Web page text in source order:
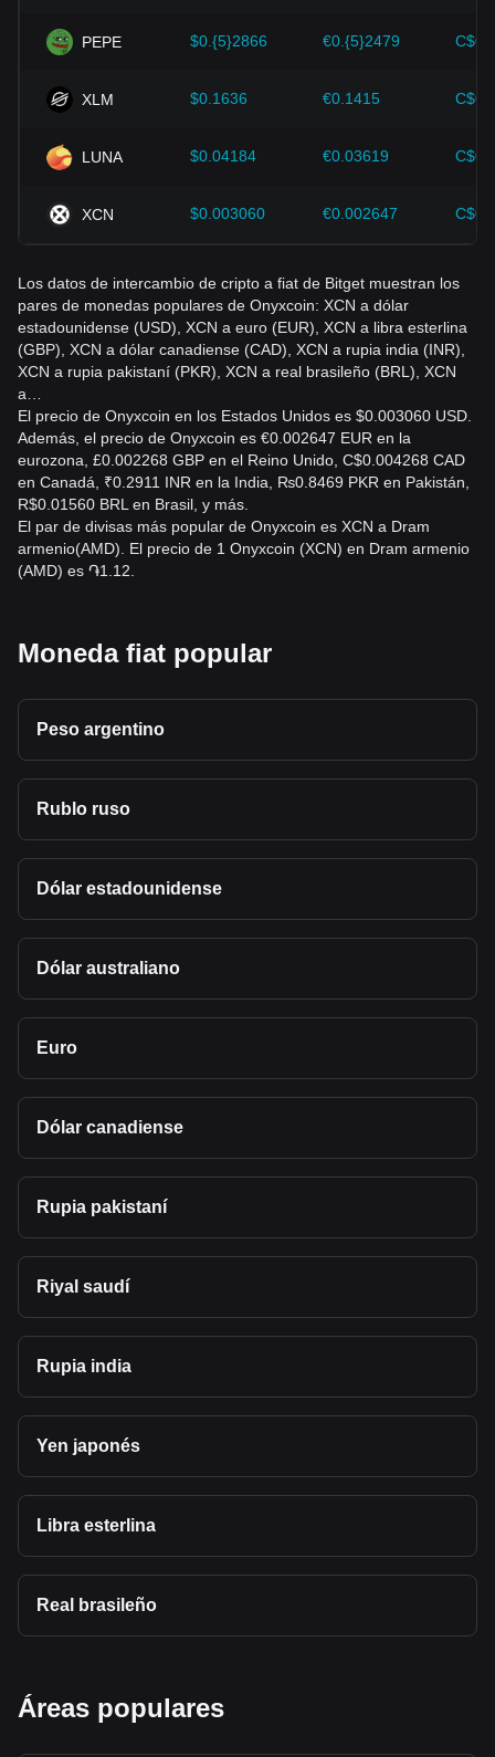
tomar decisiones equivocadas. Tras considerar estos
factores, los inversores también deben monitorear de cerca
estrategias de inversión en consecuencia en un mercado en
PEPE $0.{5}2866 €0.{5}2479
XLM $0.1636 €0.1415
LUNA $0.04184 €0.03619
XCN $0.003060 €0.002647
Los datos de intercambio de cripto a fiat de Bitget muestran los
pares de monedas populares de Onyxcoin: XCN a dólar
estadounidense (USD), XCN a euro (EUR), XCN a libra esterlina
(GBP), XCN a dólar canadiense (CAD), XCN a rupia india (INR),
XCN a rupia pakistaní (PKR), XCN a real brasileño (BRL), XCN
a…
El precio de Onyxcoin en los Estados Unidos es $0.003060 USD.
Además, el precio de Onyxcoin es €0.002647 EUR en la
eurozona, £0.002268 GBP en el Reino Unido, C$0.004268 CAD
en Canadá, ₹0.2911 INR en la India, ₨0.8469 PKR en Pakistán,
R$0.01560 BRL en Brasil, y más.
El par de divisas más popular de Onyxcoin es XCN a Dram
armenio(AMD). El precio de 1 Onyxcoin (XCN) en Dram armenio
(AMD) es ֏1.12.
Moneda fiat popular
Peso argentino
Rublo ruso
Dólar estadounidense
Dólar australiano
Euro
Dólar canadiense
Rupia pakistaní
Riyal saudí
Rupia india
Yen japonés
Libra esterlina
Real brasileño
Áreas populares